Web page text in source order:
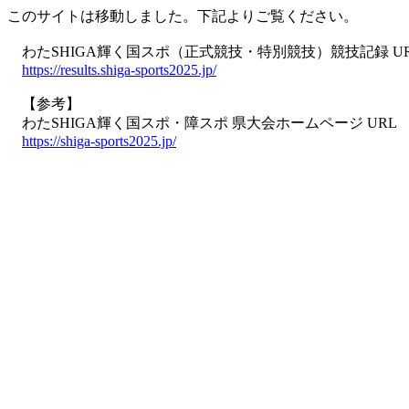
このサイトは移動しました。下記よりご覧ください。
わたSHIGA輝く国スポ（正式競技・特別競技）競技記録
https://results.shiga-sports2025.jp/
【参考】
わたSHIGA輝く国スポ・障スポ 県大会ホームページ URL
https://shiga-sports2025.jp/